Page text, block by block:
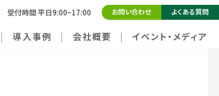
導入事例 会社概要 イベント・メディア
受付時間 平日9:00~17:00 お問い合わせ よくある質問